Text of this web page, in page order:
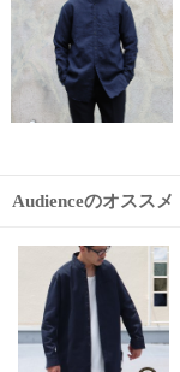
Audienceのオススメ